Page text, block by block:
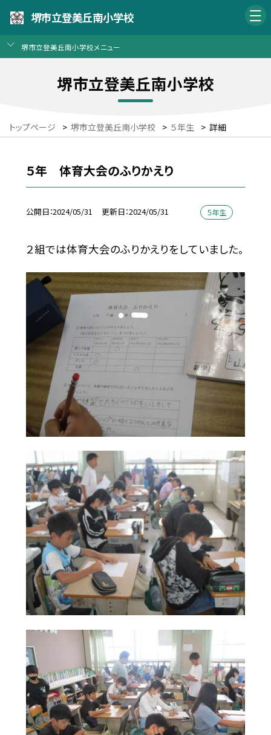
堺市立登美丘南小学校
堺市立登美丘南小学校メニュー
堺市立登美丘南小学校
トップページ > 堺市立登美丘南小学校 > ５年生 > 詳細
５年 体育大会のふりかえり
公開日 2024/05/31 更新日 2024/05/31 ５年生
２組では体育大会のふりかえりをしていました。